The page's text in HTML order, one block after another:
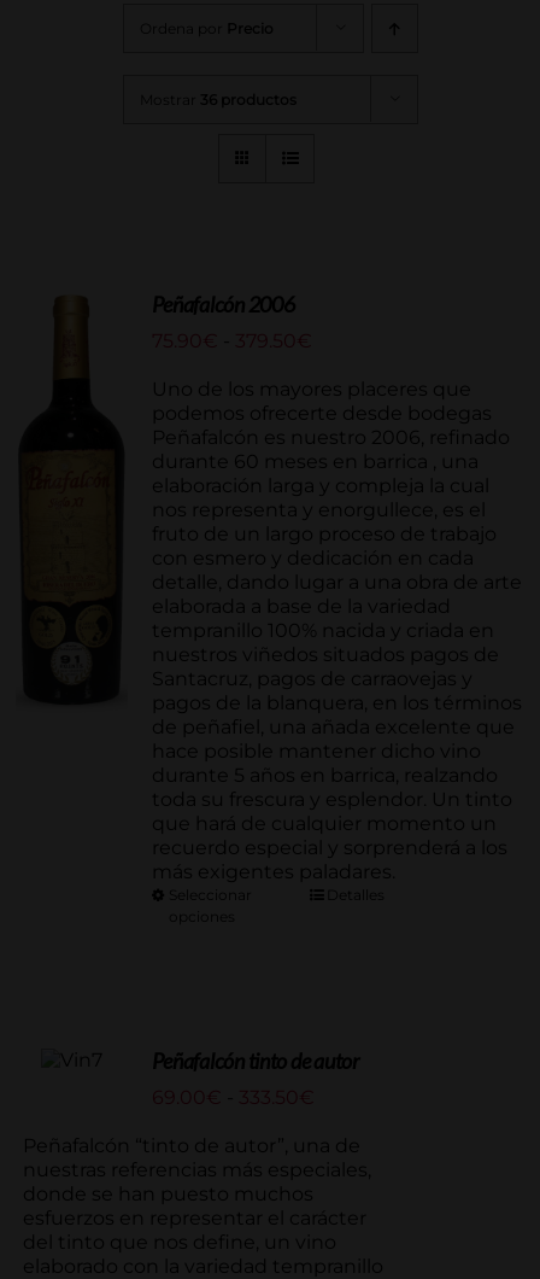
Ordena por Precio
Mostrar 36 productos
Peñafalcón 2006
75.90 € 379.50 €
precios:
desde
75.90€
hasta
379.50€
Uno de los mayores placeres que
podemos ofrecerte desde bodegas
Peñafalcón es nuestro 2006, refinado
durante 60 meses en barrica , una
elaboración larga y compleja la cual
nos representa y enorgullece, es el
fruto de un largo proceso de trabajo
con esmero y dedicación en cada
detalle, dando lugar a una obra de arte
elaborada a base de la variedad
tempranillo 100% nacida y criada en
nuestros viñedos situados pagos de
Santacruz, pagos de carraovejas y
pagos de la blanquera, en los términos
de peñafiel, una añada excelente que
hace posible mantener dicho vino
durante 5 años en barrica, realzando
toda su frescura y esplendor. Un tinto
que hará de cualquier momento un
recuerdo especial y sorprenderá a los
más exigentes paladares.
Seleccionar
opciones
Detalles
Peñafalcón tinto de autor
69.00 € 333.50 €
precios:
desde
hasta
333.50€
Peñafalcón “tinto de autor”, una de
nuestras referencias más especiales,
donde se han puesto muchos
esfuerzos en representar el carácter
del tinto que nos define, un vino
elaborado con la variedad tempranillo